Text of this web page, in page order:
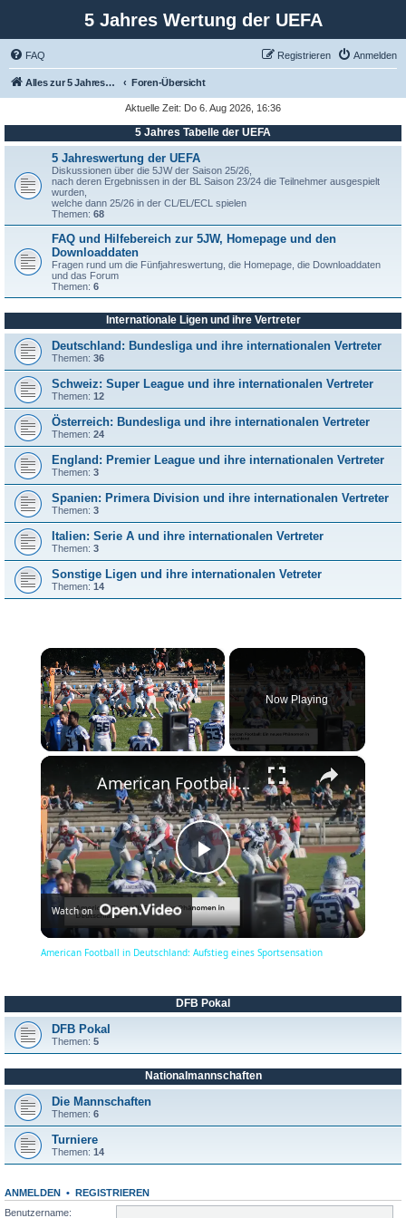
5 Jahres Wertung der UEFA
FAQ Anmelden
Registrieren
Alles zur 5 Jahreswertung / Tabelle der UEFA mit vielen Statistiken. Foren-Übersicht
Aktuelle Zeit: Do 6. Aug 2026, 16:36
5 Jahres Tabelle der UEFA
5 Jahreswertung der UEFA
Diskussionen über die 5JW der Saison 25/26,
nach deren Ergebnissen in der BL Saison 23/24 die Teilnehmer ausgespielt
wurden,
welche dann 25/26 in der CL/EL/ECL spielen
Themen: 68
FAQ und Hilfebereich zur 5JW, Homepage und den
Downloaddaten
Fragen rund um die Fünfjahreswertung, die Homepage, die Downloaddaten
und das Forum
Themen: 6
Internationale Ligen und ihre Vertreter
Deutschland: Bundesliga und ihre internationalen Vertreter
Themen: 36
Schweiz: Super League und ihre internationalen Vertreter
Themen: 12
Österreich: Bundesliga und ihre internationalen Vertreter
Themen: 24
England: Premier League und ihre internationalen Vertreter
Themen: 3
Spanien: Primera Division und ihre internationalen Vertreter
Themen: 3
Italien: Serie A und ihre internationalen Vertreter
Themen: 3
Sonstige Ligen und ihre internationalen Vetreter
Themen: 14
×
Now Playing
×
P
l
V
d
American Football in Deutschland: Aufstieg eines Sportsensation
Watch on
American Football in Deutschland: Aufstieg eines Sportsensation
DFB Pokal
DFB Pokal
Themen: 5
Nationalmannschaften
Die Mannschaften
Themen: 6
Turniere
Themen: 14
ANMELDEN •
REGISTRIEREN
Benutzername: